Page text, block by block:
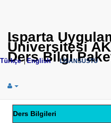
Isparta
Üniversitesi
Ders Bilgi
Türkçe|English LİSANSÜSTÜ
Ders Bilgileri